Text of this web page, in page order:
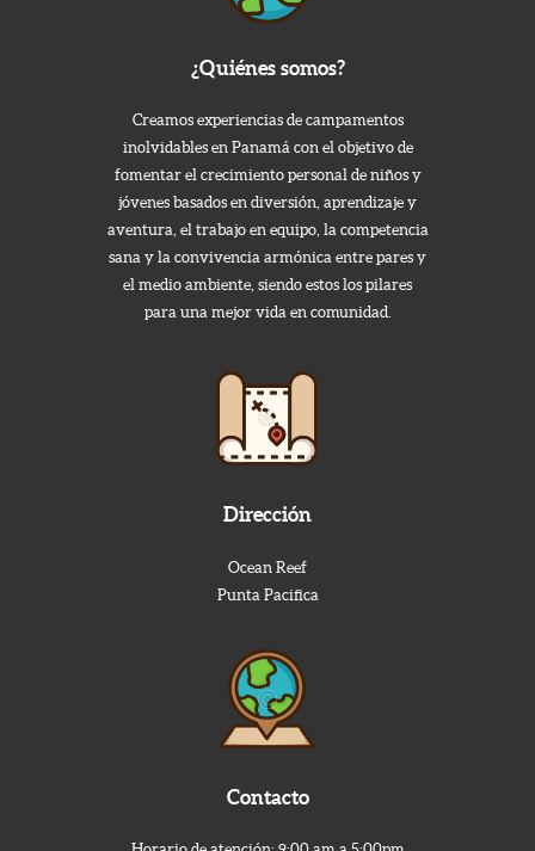
¿Quiénes somos?
Creamos experiencias de campamentos
inolvidables en Panamá con el objetivo de
fomentar el crecimiento personal de niños y
jóvenes basados en diversión, aprendizaje y
aventura, el trabajo en equipo, la competencia
sana y la convivencia armónica entre pares y
el medio ambiente, siendo estos los pilares
para una mejor vida en comunidad.
Dirección
Ocean Reef
Punta Pacifica
Contacto